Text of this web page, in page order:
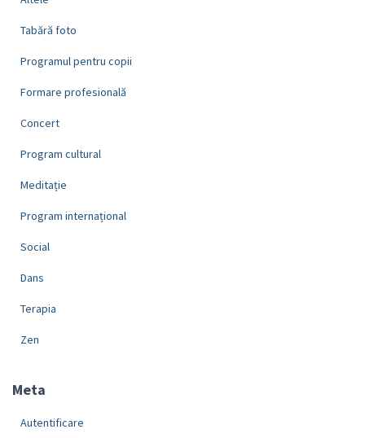
Tabără foto
Programul pentru copii
Formare profesională
Concert
Program cultural
Meditație
Program internațional
Social
Dans
Terapia
Zen
Meta
Autentificare